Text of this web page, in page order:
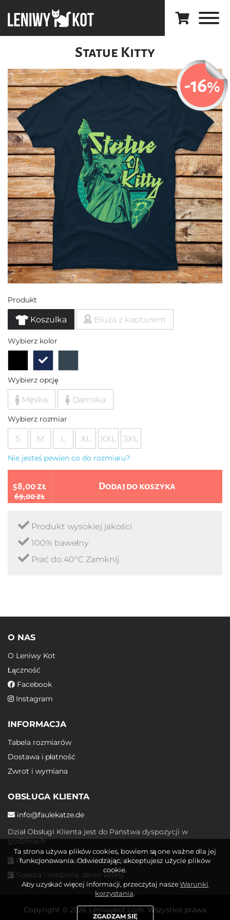
Statue Kitty
-16%
Produkt
Koszulka Bluza z kapturem
Wybierz kolor
Wybierz opcję
Męska Damska
Wybierz rozmiar
S M L XL XXL 3XL
Nie jesteś pewien co do rozmiaru?
58,00 zł
69,00 zł
Dodaj do koszyka
Produkt wysokiej jakości
100% bawełny
Prać do 40°C Zamknij
O NAS
O Leniwy Kot
Łączność
Facebook
Instagram
INFORMACJA
Tabela rozmiarów
Dostawa i płatność
Zwrot i wymiana
OBSŁUGA KLIENTA
info@faulekatze.de
Dział Obsługi Klienta jest do Państwa dyspozycji w
godzinach:
Poniedziałek - piątek: 10:00 - 19:00
Sobota i niedziela: dzień wolny
Copyright © 2026 Leniwykot.com. Wszystkie prawa
Ta strona używa plików cookies, bowiem są one ważne dla jej
funkcjonowania. Odwiedzając, akceptujesz użycie plików
cookie.
Aby uzyskać więcej informacji, przeczytaj naszeWarunki
korzystania.
ZGADZAM SIĘ